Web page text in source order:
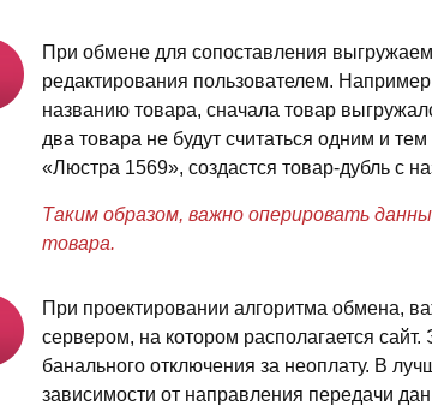
При обмене для сопоставления
редактирования пользователем.
названию товара, сначала товар
два товара не будут считаться одним и
«Люстра 1569», создастся товар-дубль с
Таким образом, важно оперировать
товара.
При проектировании алгоритма обмена,
сервером, на котором располагается
банального отключения за неоплату. В
зависимости от направления передачи